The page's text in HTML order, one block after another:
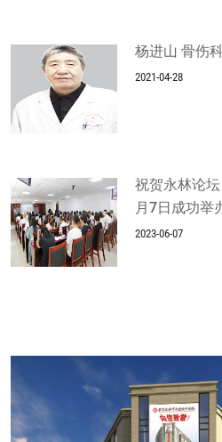
杨进山 骨伤
2021-04-28
祝贺永林论
月7日成功举
2023-06-07